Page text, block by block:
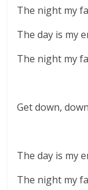
The night my
The day is my
The night my
Get down,
The day is my
The night my